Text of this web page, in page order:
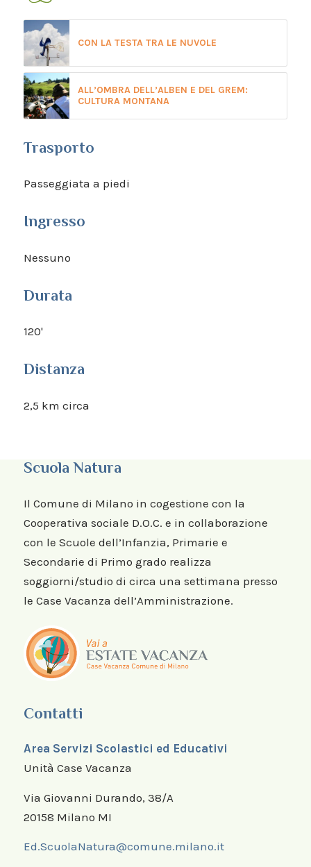
CON LA TESTA TRA LE NUVOLE
ALL’OMBRA DELL’ALBEN E DEL GREM:
CULTURA MONTANA
Trasporto
Passeggiata a piedi
Ingresso
Nessuno
Durata
120'
Distanza
2,5 km circa
Scuola Natura
Il Comune di Milano in cogestione con la
Cooperativa sociale D.O.C. e in collaborazione
con le Scuole dell’Infanzia, Primarie e
Secondarie di Primo grado realizza
soggiorni/studio di circa una settimana presso
le Case Vacanza dell’Amministrazione.
Contatti
Area Servizi Scolastici ed Educativi
Unità Case Vacanza
Via Giovanni Durando, 38/A
20158 Milano MI
Ed.ScuolaNatura@comune.milano.it